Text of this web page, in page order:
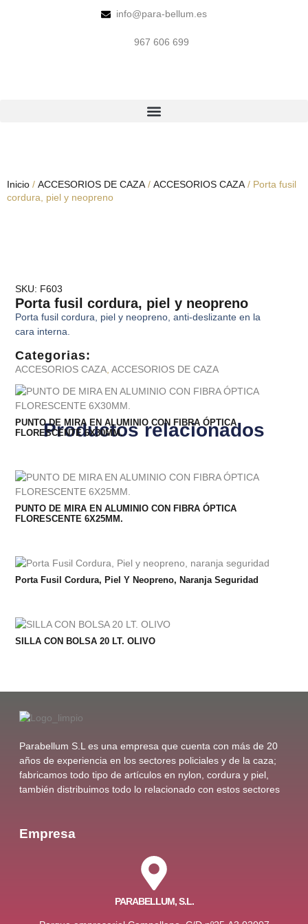
info@para-bellum.es
967 606 699
Inicio / ACCESORIOS DE CAZA / ACCESORIOS CAZA / Porta fusil
cordura, piel y neopreno
SKU: F603
Porta fusil cordura, piel y neopreno
Porta fusil cordura, piel y neopreno, anti-deslizante en la
cara interna.
Categorias:
ACCESORIOS CAZA ,ACCESORIOS DE CAZA
Productos relacionados
PUNTO DE MIRA EN ALUMINIO CON FIBRA ÓPTICA
FLORESCENTE 6X30MM.
PUNTO DE MIRA EN ALUMINIO CON FIBRA ÓPTICA
FLORESCENTE 6X25MM.
Porta Fusil Cordura, Piel Y Neopreno, Naranja Seguridad
SILLA CON BOLSA 20 LT. OLIVO
Parabellum S.L es una empresa que cuenta con más de 20
años de experiencia en los sectores policiales y de la caza;
fabricamos todo tipo de artículos en nylon, cordura y piel,
también distribuimos todo lo relacionado con estos sectores
Empresa
PARABELLUM, S.L.